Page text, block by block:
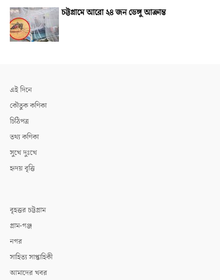
চট্টগ্রামে আরো ২৪ জন ডেঙ্গু আক্রান্ত
এই দিনে
কৌতুক কণিকা
চিঠিপত্র
তথ্য কণিকা
সুখে দুঃখে
হৃদয় বৃত্তি
বৃহত্তর চট্টগ্রাম
গ্রাম-গঞ্জ
নগর
সাহিত্য সাপ্তাহিকী
আমাদের খবর